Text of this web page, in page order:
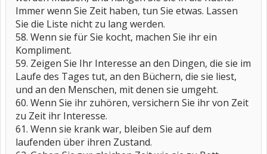
Immer wenn Sie Zeit haben, tun Sie etwas. Lassen
Sie die Liste nicht zu lang werden.
58. Wenn sie für Sie kocht, machen Sie ihr ein
Kompliment.
59. Zeigen Sie Ihr Interesse an den Dingen, die sie im
Laufe des Tages tut, an den Büchern, die sie liest,
und an den Menschen, mit denen sie umgeht.
60. Wenn Sie ihr zuhören, versichern Sie ihr von Zeit
zu Zeit ihr Interesse.
61. Wenn sie krank war, bleiben Sie auf dem
laufenden über ihren Zustand.